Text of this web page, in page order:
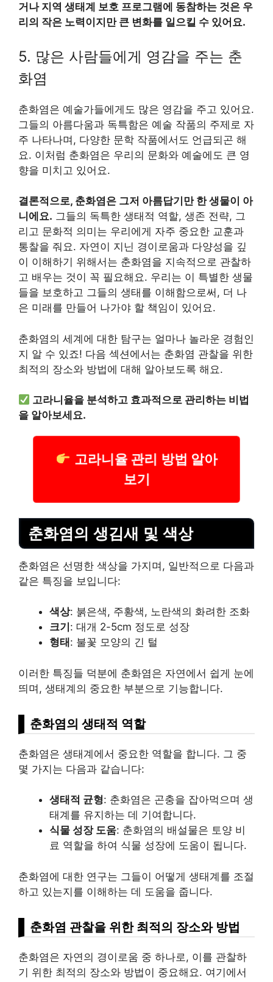
거나 지역 생태계 보호 프로그램에 동참하는 것은 우
리의 작은 노력이지만 큰 변화를 일으킬 수 있어요.
5. 많은 사람들에게 영감을 주는 춘
화염
춘화염은 예술가들에게도 많은 영감을 주고 있어요.
그들의 아름다움과 독특함은 예술 작품의 주제로 자
주 나타나며, 다양한 문학 작품에서도 언급되곤 해
요. 이처럼 춘화염은 우리의 문화와 예술에도 큰 영
향을 미치고 있어요.
결론적으로, 춘화염은 그저 아름답기만 한 생물이 아
니에요. 그들의 독특한 생태적 역할, 생존 전략, 그
리고 문화적 의미는 우리에게 자주 중요한 교훈과
통찰을 줘요. 자연이 지닌 경이로움과 다양성을 깊
이 이해하기 위해서는 춘화염을 지속적으로 관찰하
고 배우는 것이 꼭 필요해요. 우리는 이 특별한 생물
들을 보호하고 그들의 생태를 이해함으로써, 더 나
은 미래를 만들어 나가야 할 책임이 있어요.
춘화염의 세계에 대한 탐구는 얼마나 놀라운 경험인
지 알 수 있죠! 다음 섹션에서는 춘화염 관찰을 위한
최적의 장소와 방법에 대해 알아보도록 해요.
고라니율을 분석하고 효과적으로 관리하는 비법
을 알아보세요.
고라니율 관리 방법 알아
보기
춘화염의 생김새 및 색상
춘화염은 선명한 색상을 가지며, 일반적으로 다음과
같은 특징을 보입니다:
색상: 붉은색, 주황색, 노란색의 화려한 조화
크기 : 대개 2-5cm 정도로 성장
형태 : 불꽃 모양의 긴 털
이러한 특징들 덕분에 춘화염은 자연에서 쉽게 눈에
띄며, 생태계의 중요한 부분으로 기능합니다.
춘화염의 생태적 역할
춘화염은 생태계에서 중요한 역할을 합니다. 그 중
몇 가지는 다음과 같습니다:
생태적 균형: 춘화염은 곤충을 잡아먹으며 생
태계를 유지하는 데 기여합니다.
식물 성장 도움: 춘화염의 배설물은 토양 비
료 역할을 하여 식물 성장에 도움이 됩니다.
춘화염에 대한 연구는 그들이 어떻게 생태계를 조절
하고 있는지를 이해하는 데 도움을 줍니다.
춘화염 관찰을 위한 최적의 장소와 방법
춘화염은 자연의 경이로움 중 하나로, 이를 관찰하
기 위한 최적의 장소와 방법이 중요해요. 여기에서